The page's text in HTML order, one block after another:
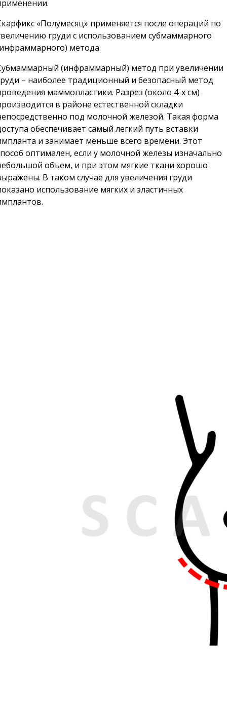
«Полумесяц» применяется после операций по
груди с использованием субмаммарного
метода.
(инфраммарный) метод при увеличении
– наиболее традиционный и безопасный метод
маммопластики. Разрез (около 4-х см)
в районе естественной складки
под молочной железой. Такая форма
обеспечивает самый легкий путь вставки
и занимает меньше всего времени. Этот
оптимален, если у молочной железы изначально
объем, и при этом мягкие ткани хорошо
В таком случае для увеличения груди
использование мягких и эластичных